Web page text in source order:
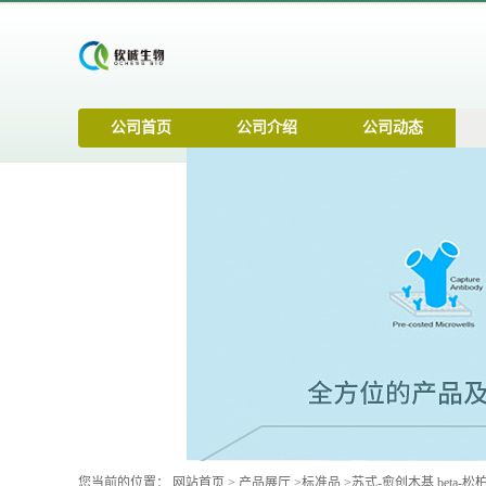
公司首页 公司介绍 公司动态
您当前的位置： 网站首页 > 产品展厅 >标准品 >苏式-愈创木基 beta-松